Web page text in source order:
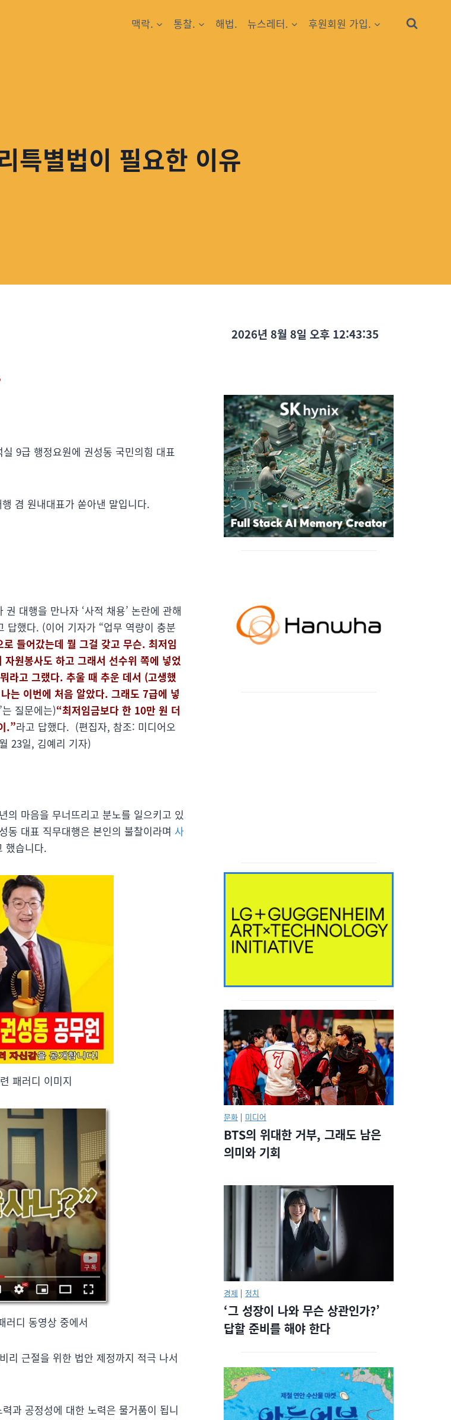
맥락. 통찰. 해법. 뉴스레터. 후원회원 가입.
특별법이 필요한 이유
9급 행정요원에 권성동 국민의힘 대표
겸 원내대표가 쏟아낸 말입니다.
대행을 만나자 ‘사적 채용’ 논란에 관해
답했다. (이어 기자가 “업무 역량이 충분
들어갔는데 뭘 그걸 갖고 무슨. 최저임
원봉사도 하고 그래서 선수위 쪽에 넣었
라고 그랬다. 추울 때 추운 데서 (고생했
는 이번에 처음 알았다. 그래도 7급에 넣
질문에는)“최저임금보다 한 10만 원 더
.”라고 답했다. (편집자, 참조: 미디어오
23일, 김예리 기자)
의 마음을 무너뜨리고 분노를 일으키고 있
동 대표 직무대행은 본인의 불찰이라며 사
했습니다.
패러디 이미지
러디 동영상 중에서
리 근절을 위한 법안 제정까지 적극 나서
과 공정성에 대한 노력은 물거품이 됩니
2026년 8월 8일 오후 12:43:37
문화 | 미디어
BTS의 위대한 거부, 그래도 남은
의미와 기회
경제 | 정치
‘그 성장이 나와 무슨 상관인가?’
답할 준비를 해야 한다